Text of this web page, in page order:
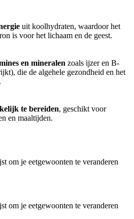
uit koolhydraten, waardoor het
is voor het lichaam en de geest.
en mineralen zoals ijzer en B-
die de algehele gezondheid en het
te bereiden, geschikt voor
en maaltijden.
om je eetgewoonten te veranderen
om je eetgewoonten te veranderen